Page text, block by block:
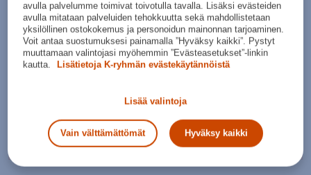
Näin valitset salibandymailan
Lisää ostoskoriin
SaatavillaMyymälät:
Ole hyvä ja valitse koko, jotta voimme näyttää tuotteen
myymäläsaatavuuden.
avulla palvelumme toimivat toivotulla tavalla. Lisäksi evästeiden
avulla mitataan palveluiden tehokkuutta sekä mahdollistetaan
yksilöllinen ostokokemus ja personoidun mainonnan tarjoaminen.
Voit antaa suostumuksesi painamalla ”Hyväksy kaikki”. Pystyt
muuttamaan valintojasi myöhemmin ”Evästeasetukset”-linkin
kautta.
Lisätietoja K-ryhmän evästekäytännöistä
Lisää valintoja
Vain välttämättömät Hyväksy kaikki